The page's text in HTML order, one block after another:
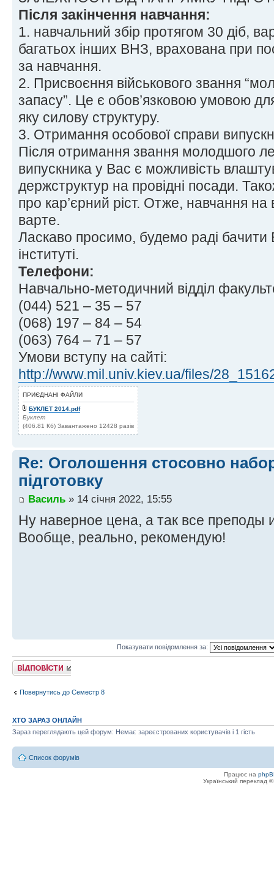
Після закінчення навчання:
1. навчальний збір протягом 30 діб,
багатьох інших ВНЗ, врахована при
за навчання.
2. Присвоєння військового звання
запасу”. Це є обов’язковою умовою
яку силову структуру.
3. Отримання особової справи
Після отримання звання молодшого
випускника у Вас є можливість
держструктур на провідні посади.
про кар’єрний ріст. Отже, навчання на
варте.
Ласкаво просимо, будемо раді
інституті.
Телефони:
Навчально-методичний відділ
(044) 521 – 35 – 57
(068) 197 – 84 – 54
(063) 764 – 71 – 57
Умови вступу на сайті:
http://www.mil.univ.kiev.ua/files/
ПРИЄДНАНІ ФАЙЛИ
БУКЛЕТ 2014.pdf
Буклет
(406.81 Кб) Завантажено 12428 разів
Re: Оголошення стосовно
підготовку
Василь » 14 січня 2022, 15:55
Ну наверное цена, а так все преподы
Вообще, реально, рекомендую!
Показувати повідомлення за:
Відповісти
Повернутись до Семестр 8
ХТО ЗАРАЗ ОНЛАЙН
Зараз переглядають цей форум: Немає зареєстрованих користувачів і 1 гість
Список форумів
Працює на
Український переклад